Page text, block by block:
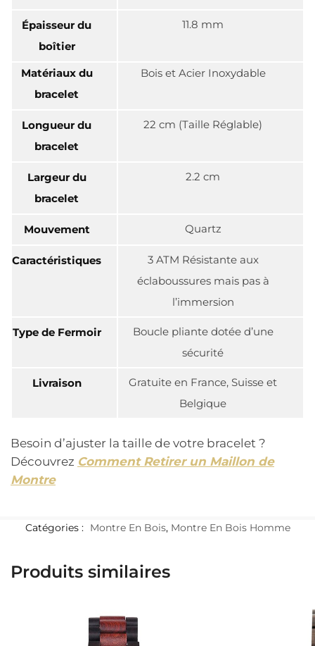
Épaisseur du
boîtier
11.8 mm
Matériaux du
bracelet
Bois et Acier Inoxydable
Longueur du
bracelet
22 cm (Taille Réglable)
Largeur du
bracelet
2.2 cm
Mouvement Quartz
Caractéristiques
3 ATM Résistante aux
éclaboussures mais pas à
l’immersion
Type de Fermoir
Boucle pliante dotée d’une
sécurité
Livraison
Gratuite en France, Suisse et
Belgique
Besoin d’ajuster la taille de votre bracelet ?
Découvrez Comment Retirer un Maillon de
Montre
Catégories : Montre En Bois, Montre En Bois Homme
Produits similaires